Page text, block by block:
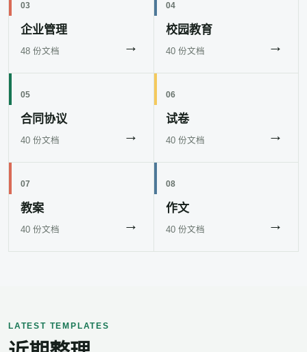
03
企业管理
48 份文档 →
04
校园教育
40 份文档 →
05
合同协议
40 份文档 →
06
试卷
40 份文档 →
07
教案
40 份文档 →
08
作文
40 份文档 →
LATEST TEMPLATES